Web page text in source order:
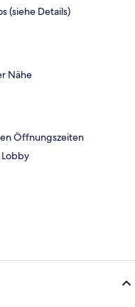
(siehe Details)
Nähe
Öffnungszeiten